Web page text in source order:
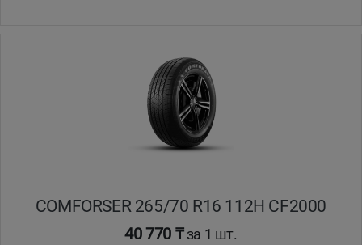
COMFORSER 265/70 R16 112H CF2000
40 770 ₸за 1 шт.